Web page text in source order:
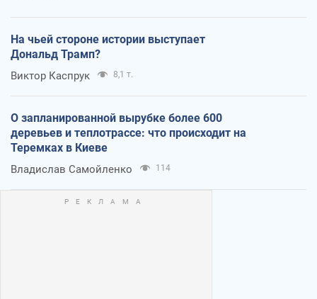
На чьей стороне истории выступает
Дональд Трамп?
Виктор Каспрук 8,1 т.
О запланированной вырубке более 600
деревьев и теплотрассе: что происходит на
Теремках в Киеве
Владислав Самойленко 114